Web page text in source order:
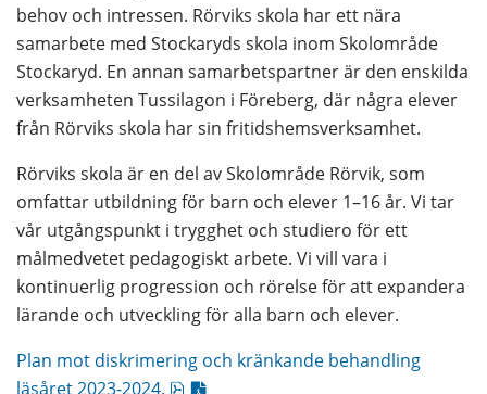
behov och intressen. Rörviks skola har ett nära
samarbete med Stockaryds skola inom Skolområde
Stockaryd. En annan samarbetspartner är den enskilda
verksamheten Tussilagon i Föreberg, där några elever
från Rörviks skola har sin fritidshemsverksamhet.
Rörviks skola är en del av Skolområde Rörvik, som
omfattar utbildning för barn och elever 1–16 år. Vi tar
vår utgångspunkt i trygghet och studiero för ett
målmedvetet pedagogiskt arbete. Vi vill vara i
kontinuerlig progression och rörelse för att expandera
lärande och utveckling för alla barn och elever.
Plan mot diskrimering och kränkande behandling
läsåret 2023-2024.
pdf, 196.1 kB.